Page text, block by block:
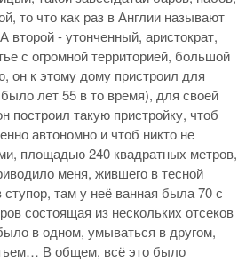
то что как раз в Англии называют
второй - утонченный, аристократ,
с огромной территорией, большой
он к этому дому пристроил для
лет 55 в то время), для своей
построил такую пристройку, чтоб
автономно и чтоб никто не
площадью 240 квадратных метров,
меня, жившего в тесной
ступор, там у неё ванная была 70 с
состоящая из нескольких отсеков
в одном, умываться в другом,
В общем, всё это было